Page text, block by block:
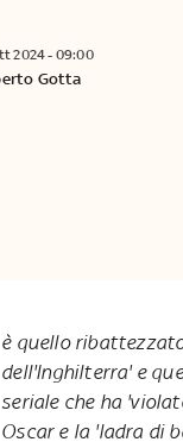
2024 - 09:00
Gotta
è quello
dell'Inghilterra' e
seriale che ha
Oscar e la 'ladra di